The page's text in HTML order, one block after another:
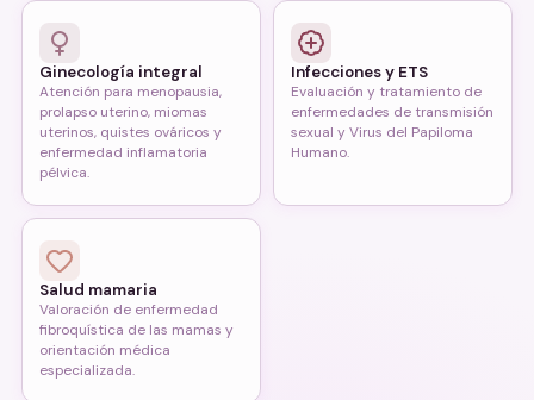
Ginecología integral
Atención para menopausia,
prolapso uterino, miomas
uterinos, quistes ováricos y
enfermedad inflamatoria
pélvica.
Infecciones y ETS
Evaluación y tratamiento de
enfermedades de transmisión
sexual y Virus del Papiloma
Humano.
Salud mamaria
Valoración de enfermedad
fibroquística de las mamas y
orientación médica
especializada.